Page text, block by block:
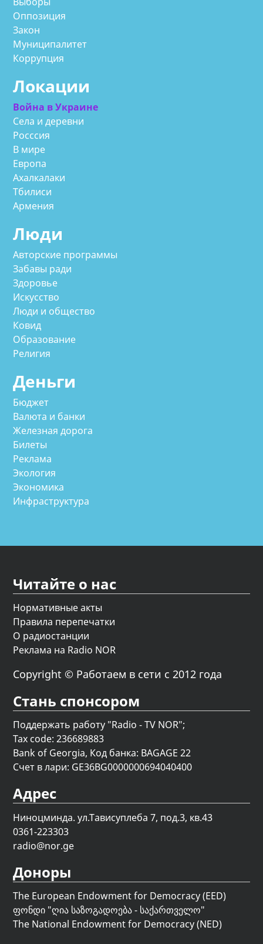
Оппозиция
Закон
Муниципалитет
Коррупция
Локации
Война в Украине
Села и деревни
Росссия
В мире
Европа
Ахалкалаки
Тбилиси
Армения
Люди
Авторские программы
Забавы ради
Здоровье
Искусство
Люди и общество
Ковид
Образование
Религия
Деньги
Бюджет
Валюта и банки
Железная дорога
Билеты
Реклама
Экология
Экономика
Инфраструктура
Читайте о нас
Нормативные акты
Правила перепечатки
О радиостанции
Реклама на Radio NOR
Copyright © Работаем в сети с 2012 года
Стань спонсором
Поддержать работу "Radio - TV NOR";
Tax code: 236689883
Bank of Georgia, Код банка: BAGAGE 22
Счет в лари: GE36BG0000000694040400
Адрес
Ниноцминда. ул.Тависуплеба 7, под.3, кв.43
0361-223303
radio@nor.ge
Доноры
The European Endowment for Democracy (EED)
ფონდი "ღია საზოგადოება - საქართველო"
The National Endowment for Democracy (NED)